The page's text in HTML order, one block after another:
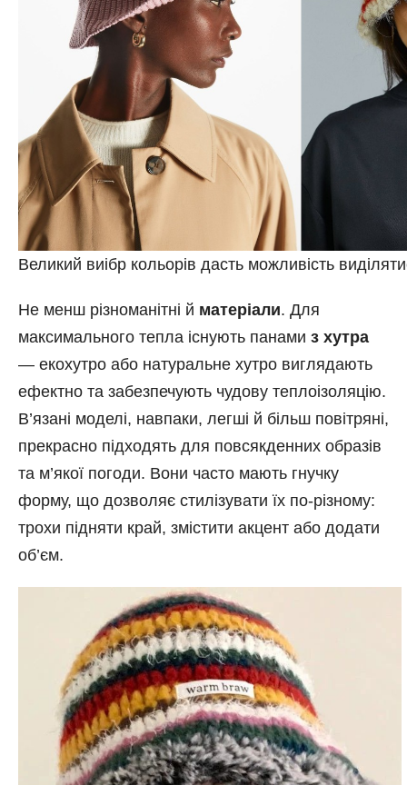
Великий виібр кольорів дасть можливість
Не менш різноманітні й матеріали. Для
максимального тепла існують панами з хутра
— екохутро або натуральне хутро виглядають
ефектно та забезпечують чудову теплоізоляцію.
В’язані моделі, навпаки, легші й більш повітряні,
прекрасно підходять для повсякденних образів
та м’якої погоди. Вони часто мають гнучку
форму, що дозволяє стилізувати їх по-різному:
трохи підняти край, змістити акцент або додати
об’єм.